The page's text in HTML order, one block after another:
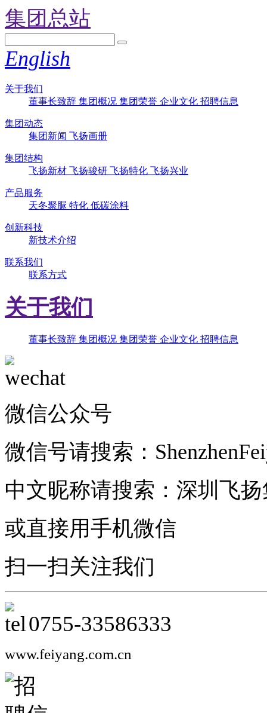
集团总站
English
关于我们
董事长致辞 集团概况 集团荣誉 企业文化 招聘信息
集团动态
集团新闻 飞扬画册
集团结构
飞扬新材 飞扬骏研 飞扬特化 飞扬兴业
产品服务
天冬聚脲 特化 低碳涂料
创新科技
新技术介绍
联系我们
联系方式
关于我们
董事长致辞 集团概况 集团荣誉 企业文化 招聘信息
微信公众号
微信号请搜索：
中文昵称请搜索：深圳飞
或直接用手机微信
扫一扫关注我们
0755-33586333
www.feiyang.com.cn